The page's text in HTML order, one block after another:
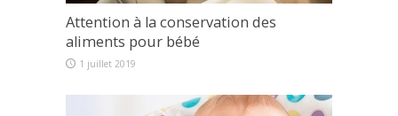
Attention à la conservation des
aliments pour bébé
1 juillet 2019